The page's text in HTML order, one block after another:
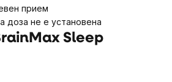
прием
доза не е установена
Sleep